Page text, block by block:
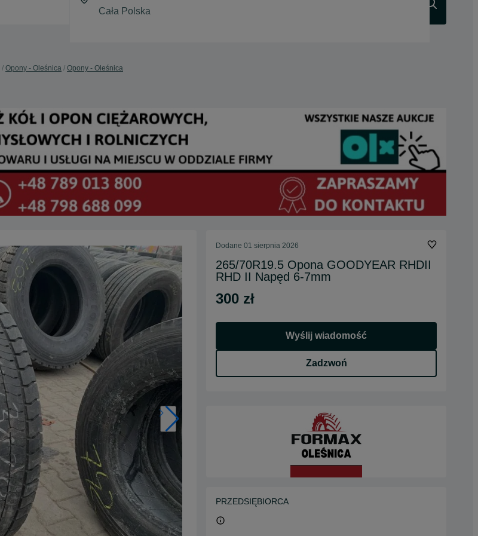
Opony - Oleśnica Opony - Oleśnica
Dodane 01 sierpnia 2026
265/70R19.5 Opona GOODYEAR RHDII
RHD II Napęd 6-7mm
300 zł
Wyślij wiadomość
Zadzwoń
PRZEDSIĘBIORCA